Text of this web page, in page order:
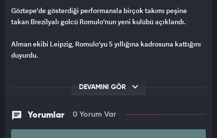
Göztepe'de gösterdiği performansla birçok takımı peşine
takan Brezilyalı golcü Romulo'nun yeni kulübü açıklandı.
Alman ekibi Leipzig, Romulo'yu 5 yıllığına kadrosuna kattığını
duyurdu.
DEVAMINI GÖR
Yorumlar 0 Yorum Var